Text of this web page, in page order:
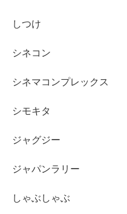
しつけ
シネコン
シネマコンプレックス
シモキタ
ジャグジー
ジャパンラリー
しゃぶしゃぶ